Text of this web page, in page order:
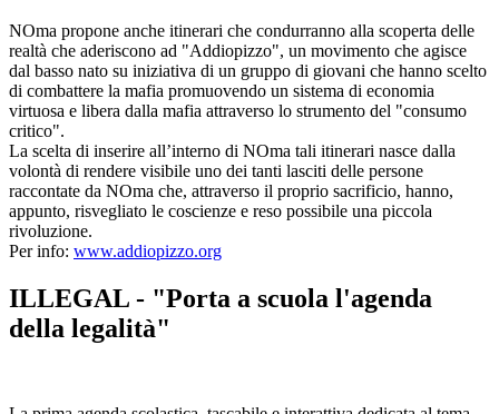
NOma propone anche itinerari che condurranno alla scoperta delle
realtà che aderiscono ad "Addiopizzo", un movimento che agisce
dal basso nato su iniziativa di un gruppo di giovani che hanno scelto
di combattere la mafia promuovendo un sistema di economia
virtuosa e libera dalla mafia attraverso lo strumento del "consumo
critico".
La scelta di inserire all’interno di NOma tali itinerari nasce dalla
volontà di rendere visibile uno dei tanti lasciti delle persone
raccontate da NOma che, attraverso il proprio sacrificio, hanno,
appunto, risvegliato le coscienze e reso possibile una piccola
rivoluzione.
Per info: www.addiopizzo.org
ILLEGAL - "Porta a scuola l'agenda
della legalità"